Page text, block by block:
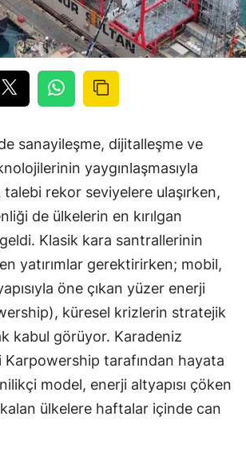
sanayileşme, dijitalleşme ve
yaygınlaşmasıyla
rekor seviyelere ulaşırken,
de ülkelerin en kırılgan
Klasik kara santrallerinin
yatırımlar gerektirirken; mobil,
öne çıkan yüzer enerji
küresel krizlerin stratejik
kabul görüyor. Karadeniz
tarafından hayata
model, enerji altyapısı çöken
ülkelere haftalar içinde can